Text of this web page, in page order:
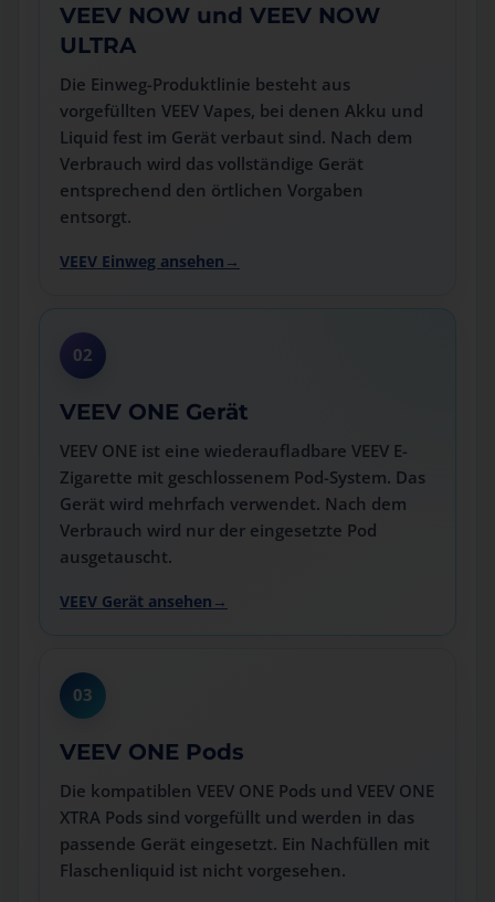
VEEV NOW und VEEV NOW
ULTRA
Die Einweg-Produktlinie besteht aus
vorgefüllten VEEV Vapes, bei denen Akku und
Liquid fest im Gerät verbaut sind. Nach dem
Verbrauch wird das vollständige Gerät
entsprechend den örtlichen Vorgaben
entsorgt.
VEEV Einweg ansehen
02
VEEV ONE Gerät
VEEV ONE ist eine wiederaufladbare VEEV E-
Zigarette mit geschlossenem Pod-System. Das
Gerät wird mehrfach verwendet. Nach dem
Verbrauch wird nur der eingesetzte Pod
ausgetauscht.
VEEV Gerät ansehen
03
VEEV ONE Pods
Die kompatiblen VEEV ONE Pods und VEEV ONE
XTRA Pods sind vorgefüllt und werden in das
passende Gerät eingesetzt. Ein Nachfüllen mit
Flaschenliquid ist nicht vorgesehen.